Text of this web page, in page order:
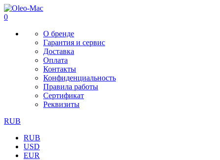
0
О бренде
Гарантия и сервис
Доставка
Оплата
Контакты
Конфиденциальность
Правила работы
Сертификат
Реквизиты
RUB
RUB
USD
EUR